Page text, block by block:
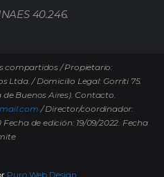
40.246.
compartidos / Propietario:
Ltda. / Domicilio Legal: Gorriti 75.
Buenos Aires). Contacto.
/ Director/coordinador:
Fecha de edición: 19/09/2022. Fecha
Puro Web Design.